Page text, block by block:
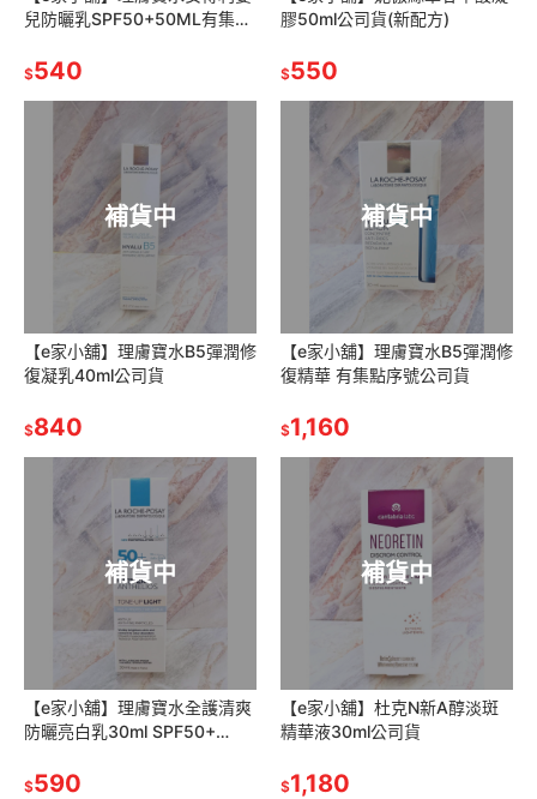
兒防曬乳SPF50+50ML有集點
$540
膠50ml公司貨(新配方)
$550
補貨中
【e家小舖】理膚寶水B5彈潤修
復凝乳40ml公司貨
$840
補貨中
【e家小舖】理膚寶水B5彈潤修
復精華 有集點序號公司貨
$1,160
補貨中
【e家小舖】理膚寶水全護清爽
防曬亮白乳30ml SPF50+
$590
補貨中
【e家小舖】杜克N新A醇淡斑
精華液30ml公司貨
$1,180